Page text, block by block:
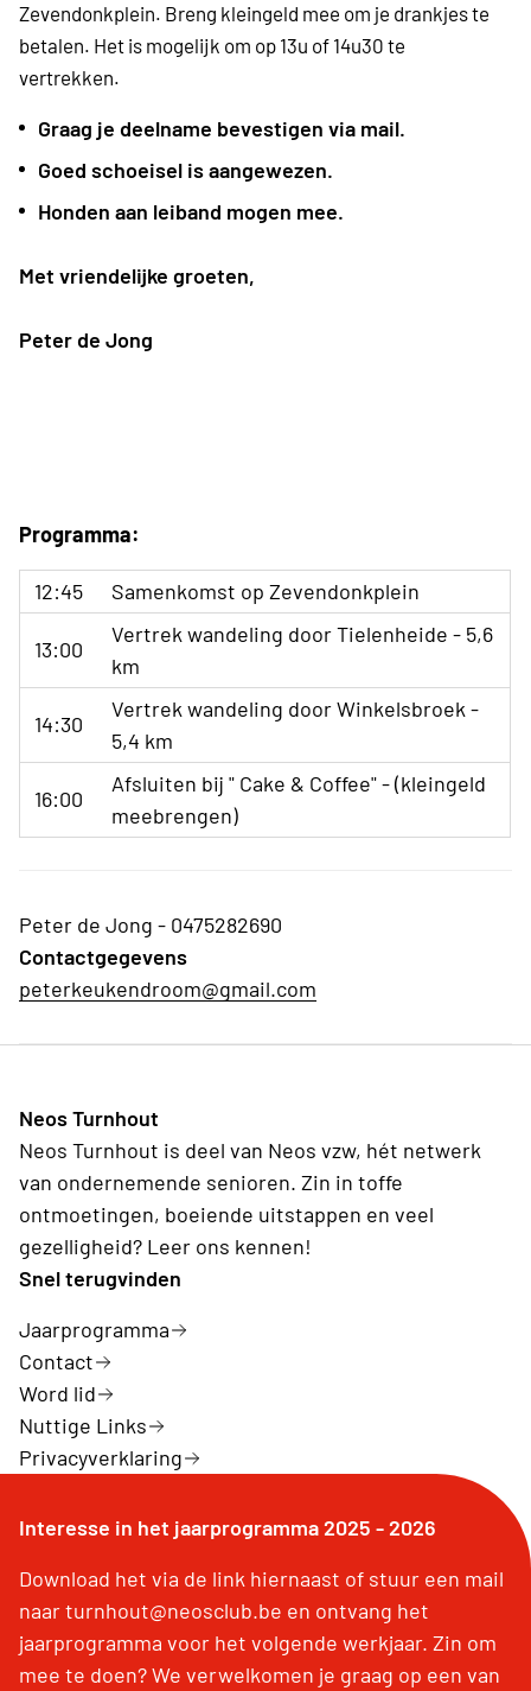
Zevendonkplein. Breng kleingeld mee om je drankjes te
betalen. Het is mogelijk om op 13u of 14u30 te
vertrekken.
Graag je deelname bevestigen via mail.
Goed schoeisel is aangewezen.
Honden aan leiband mogen mee.
Met vriendelijke groeten,
Peter de Jong
Programma:
12:45 Samenkomst op Zevendonkplein
13:00
Vertrek wandeling door Tielenheide - 5,6
km
14:30
Vertrek wandeling door Winkelsbroek -
5,4 km
16:00
Afsluiten bij " Cake & Coffee" - (kleingeld
meebrengen)
Peter de Jong - 0475282690
Contactgegevens
peterkeukendroom@gmail.com
Neos Turnhout
Neos Turnhout is deel van Neos vzw, hét netwerk
van ondernemende senioren. Zin in toffe
ontmoetingen, boeiende uitstappen en veel
gezelligheid? Leer ons kennen!
Snel terugvinden
Jaarprogramma
Contact
Word lid
Nuttige Links
Privacyverklaring
Interesse in het jaarprogramma 2025 - 2026
Download het via de link hiernaast of stuur een mail
naar turnhout@neosclub.be en ontvang het
jaarprogramma voor het volgende werkjaar. Zin om
mee te doen? We verwelkomen je graag op een van